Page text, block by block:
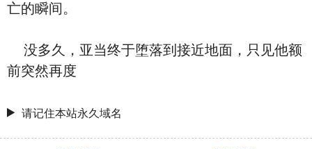
亡的瞬间。
没多久，亚当终于堕落到接近地面，只见他额
前突然再度
请记住本站永久域名